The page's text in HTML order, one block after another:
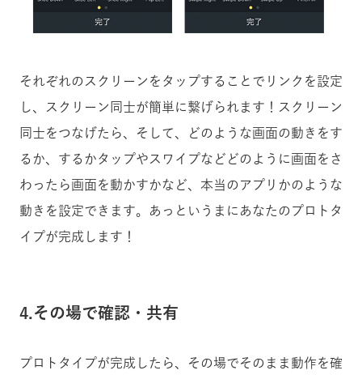
それぞれのスクリーンをタップすることでリンクを設定
し、スクリーン同士が簡単に繋げられます！スクリーン
同士をつなげたら、そして、どのような画面の動きをす
るか、するかタップやスワイプなどどのように画面をさ
わったら画面を動かすかなど、本当のアプリかのような
動きを設定できます。あっというまにあなたのプロトタ
イプが完成します！
4.その場で確認・共有
プロトタイプが完成したら、その場でそのまま動作を確